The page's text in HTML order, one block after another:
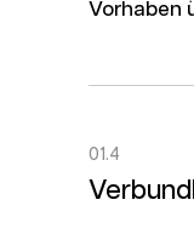
Vorhaben
01.4